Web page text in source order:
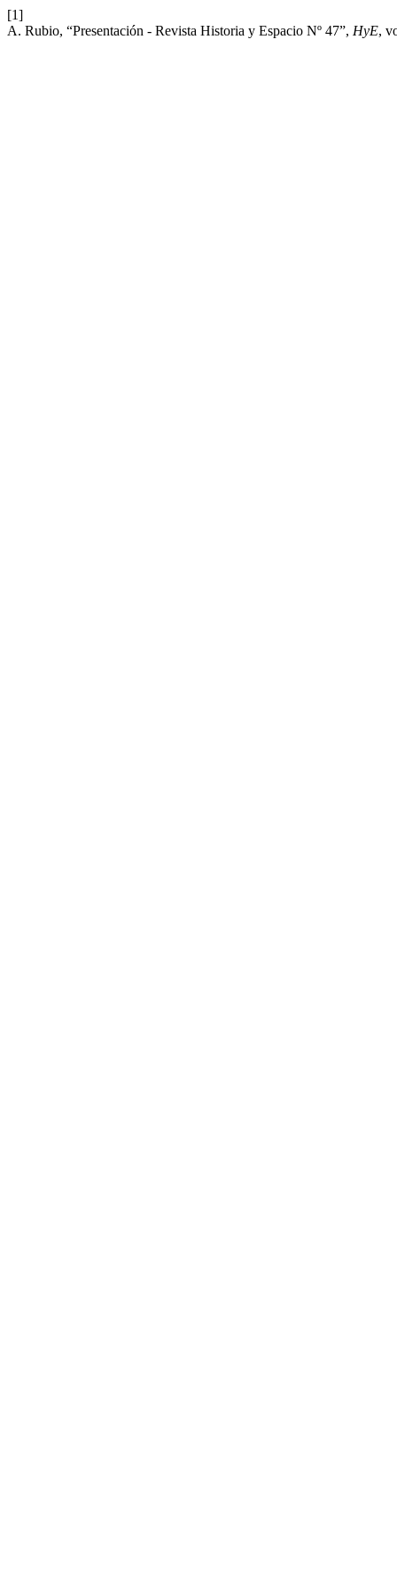
[1]
A. Rubio, “Presentación - Revista Historia y Espacio Nº 47”, HyE,